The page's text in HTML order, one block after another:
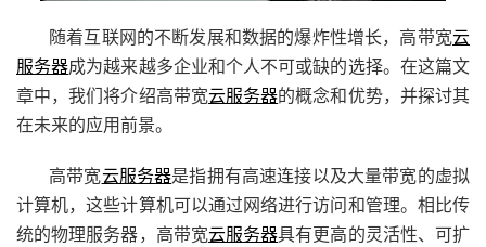
随着互联网的不断发展和数据的爆炸性增长，高带宽云
服务器成为越来越多企业和个人不可或缺的选择。在这篇文
章中，我们将介绍高带宽云服务器的概念和优势，并探讨其
在未来的应用前景。
高带宽云服务器是指拥有高速连接以及大量带宽的虚拟
计算机，这些计算机可以通过网络进行访问和管理。相比传
统的物理服务器，高带宽云服务器具有更高的灵活性、可扩